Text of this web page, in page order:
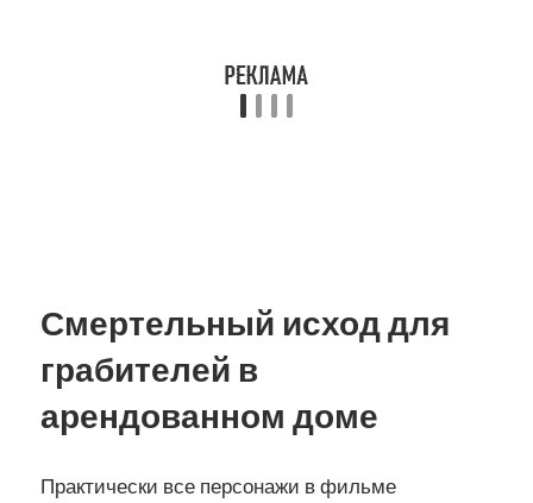
Смертельный исход для
грабителей в
арендованном доме
Практически все персонажи в фильме